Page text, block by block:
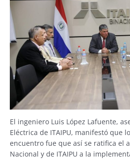
El ingeniero Luis López Lafuente,
Eléctrica de ITAIPU, manifestó que
encuentro fue que así se ratifica el
Nacional y de ITAIPU a la